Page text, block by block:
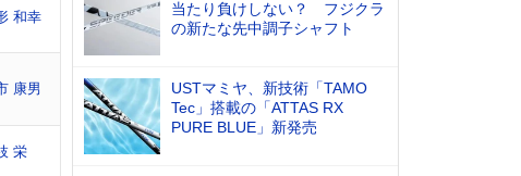
和幸
康男
栄
当たり負けしない？ フジクラ
の新たな先中調子シャフト
USTマミヤ、新技術「TAMO
Tec」搭載の「ATTAS RX
PURE BLUE」新発売